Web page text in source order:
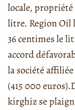
locale,
litre. Region Oil
36 centimes le
accord
la société
(415 000 euros).
kirghiz se